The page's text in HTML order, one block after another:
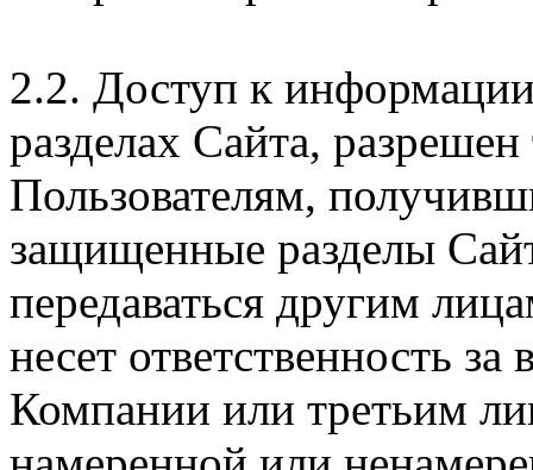
2.2. Доступ к
разделах Сайта,
Пользователям,
защищенные разделы
передаваться другим
несет ответственность
Компании или третьим